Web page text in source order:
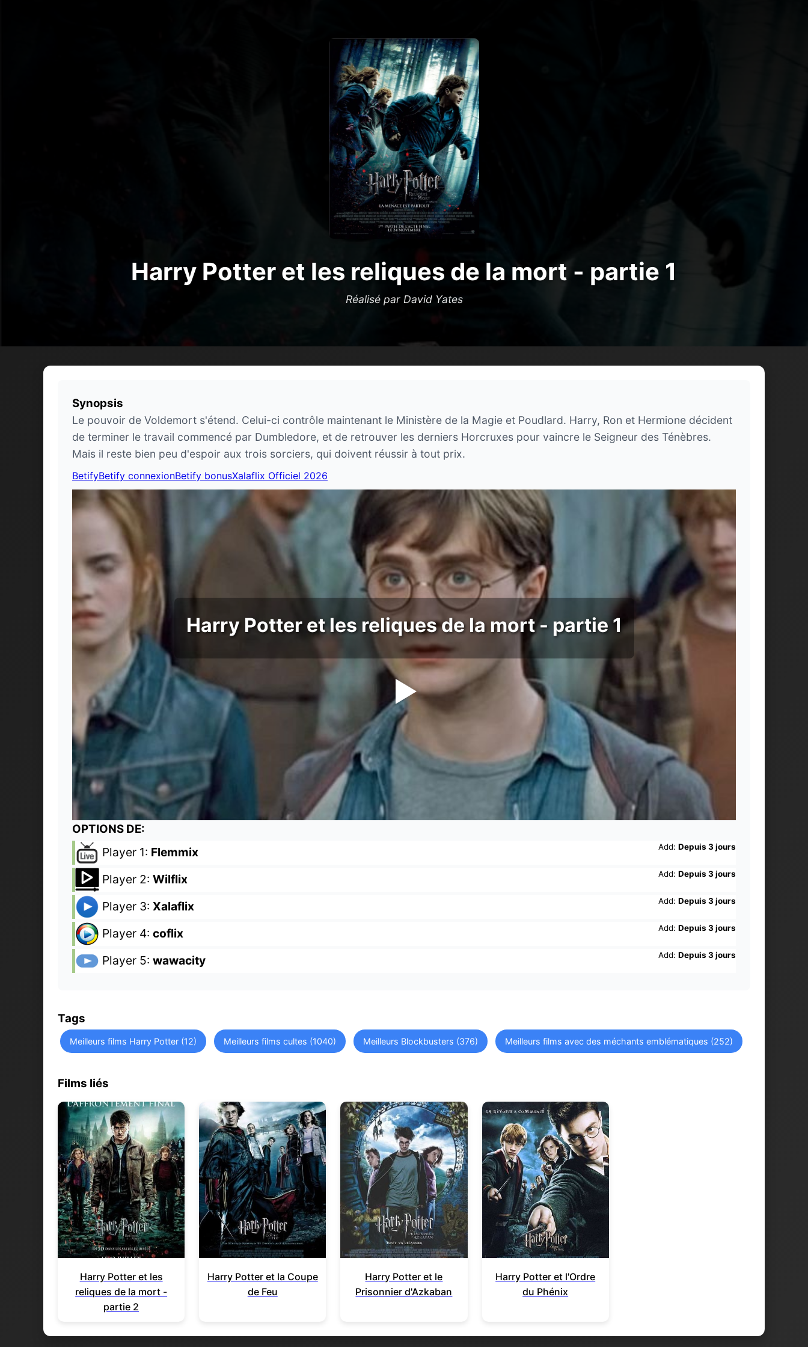
Harry Potter et les reliques de la mort - partie 1
Réalisé par David Yates
Synopsis
Le pouvoir de Voldemort s'étend. Celui-ci contrôle maintenant le Ministère de la Magie et Poudlard. Harry, Ron et Hermione décident
de terminer le travail commencé par Dumbledore, et de retrouver les derniers Horcruxes pour vaincre le Seigneur des Ténèbres.
Mais il reste bien peu d'espoir aux trois sorciers, qui doivent réussir à tout prix.
BetifyBetify connexionBetify bonusXalaflix Officiel 2026
Harry Potter et les reliques de la mort - partie 1
OPTIONS DE:
Player 1: Flemmix Add: Depuis 3 jours
Player 2: Wilflix Add: Depuis 3 jours
Player 3: Xalaflix Add: Depuis 3 jours
Player 4: coflix Add: Depuis 3 jours
Player 5: wawacity Add: Depuis 3 jours
Tags
Meilleurs films Harry Potter (12) Meilleurs films cultes (1040) Meilleurs Blockbusters (376) Meilleurs films avec des méchants emblématiques (252)
Films liés
Harry Potter et les
reliques de la mort -
partie 2
Harry Potter et la Coupe
de Feu
Harry Potter et le
Prisonnier d'Azkaban
Harry Potter et l'Ordre
du Phénix